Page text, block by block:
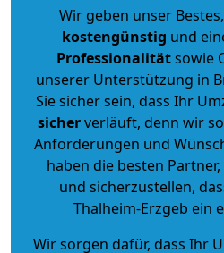
Wir geben unser
kostengünstig und
Professionalitätsowie
unserer Unterstützung in
Sie sicher sein, dass Ihr
sicherverläuft, denn wir
Anforderungen und
haben die besten
und sicherzustellen,
Thalheim-Erzgeb ein
Wir sorgen dafür, dass Ihr